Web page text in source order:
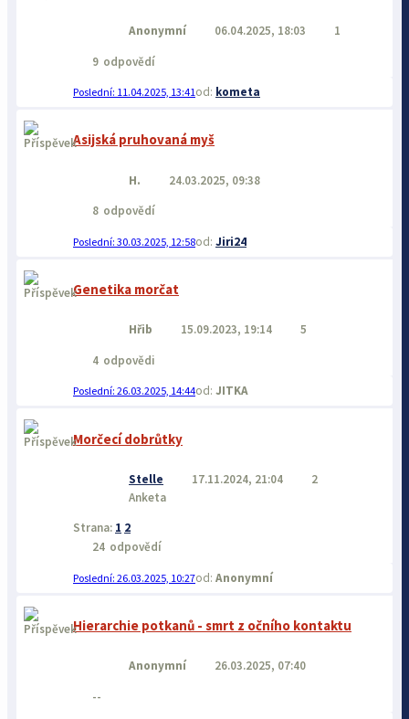
Anonymní 06.04.2025, 18:03
1
9 odpovědí
11.04.2025, 13:41 kometa
Asijská pruhovaná myš
H.
24.03.2025, 09:38
8 odpovědí
30.03.2025, 12:58 Jiri24
Genetika morčat
Hřib 15.09.2023, 19:14
5
4 odpovědi
26.03.2025, 14:44 JITKA
Morčecí dobrůtky
Stelle 17.11.2024, 21:04
2
Anketa
Strana: 1 2
24 odpovědí
26.03.2025, 10:27 Anonymní
Hierarchie potkanů - smrt z očního kontaktu
Anonymní
26.03.2025, 07:40
--